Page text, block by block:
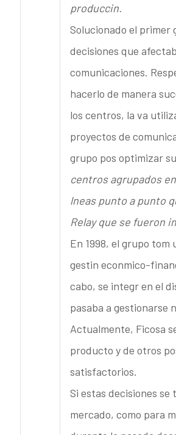
produccin.
Solucionado el primer
decisiones que
comunicaciones.
hacerlo de manera
los centros, la va
proyectos de
grupo pos optimizar
centros agrupados
lneas punto a punto
Relay que se fueron
En 1998, el grupo
gestin econmico-
cabo, se integr en el
pasaba a gestionarse
Actualmente, Ficosa
producto y de otros
satisfactorios.
Si estas decisiones
mercado, como para